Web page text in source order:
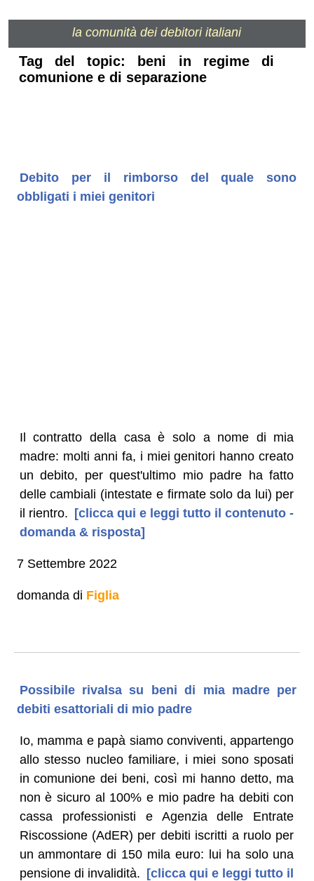
la comunità dei debitori italiani
Tag del topic: beni in regime di
comunione e di separazione
Debito per il rimborso del quale sono
obbligati i miei genitori
Il contratto della casa è solo a nome di mia
madre: molti anni fa, i miei genitori hanno creato
un debito, per quest'ultimo mio padre ha fatto
delle cambiali (intestate e firmate solo da lui) per
il rientro. [clicca qui e leggi tutto il contenuto -
domanda & risposta]
7 Settembre 2022
domanda di Figlia
Possibile rivalsa su beni di mia madre per
debiti esattoriali di mio padre
Io, mamma e papà siamo conviventi, appartengo
allo stesso nucleo familiare, i miei sono sposati
in comunione dei beni, così mi hanno detto, ma
non è sicuro al 100% e mio padre ha debiti con
cassa professionisti e Agenzia delle Entrate
Riscossione (AdER) per debiti iscritti a ruolo per
un ammontare di 150 mila euro: lui ha solo una
pensione di invalidità. [clicca qui e leggi tutto il